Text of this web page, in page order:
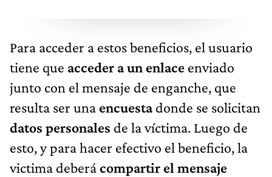
Para acceder a estos beneficios, el usuario
tiene que acceder a un enlace enviado
junto con el mensaje de enganche, que
resulta ser una encuestadonde se solicitan
datos personales de la víctima. Luego de
esto, y para hacer efectivo el beneficio, la
victima deberácompartir el mensaje